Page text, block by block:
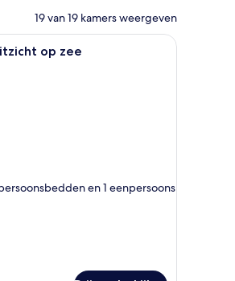
19 van 19 kamers weergeven
een bank en een balkon met uitzicht op
Een gezellige woonkamer met een bank,
op zee
en 1 eenpersoons